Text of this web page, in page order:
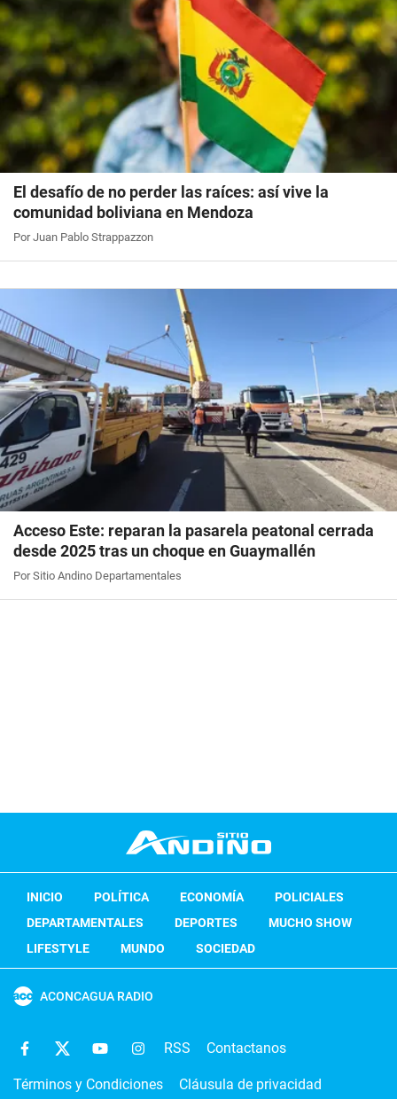
El desafío de no perder las raíces: así vive la
comunidad boliviana en Mendoza
Por Juan Pablo Strappazzon
Acceso Este: reparan la pasarela peatonal cerrada
desde 2025 tras un choque en Guaymallén
Por Sitio Andino Departamentales
INICIO POLÍTICA ECONOMÍA
POLICIALES
DEPARTAMENTALES
DEPORTES
MUCHO SHOW
LIFESTYLE
MUNDO SOCIEDAD
ACONCAGUA RADIO
RSS Contactanos
Términos y Condiciones Cláusula de privacidad